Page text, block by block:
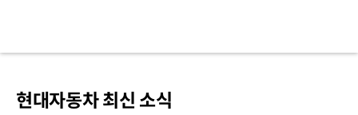
현대자동차 최신 소식